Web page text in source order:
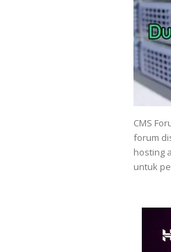
CMS
forum
hosting
untuk